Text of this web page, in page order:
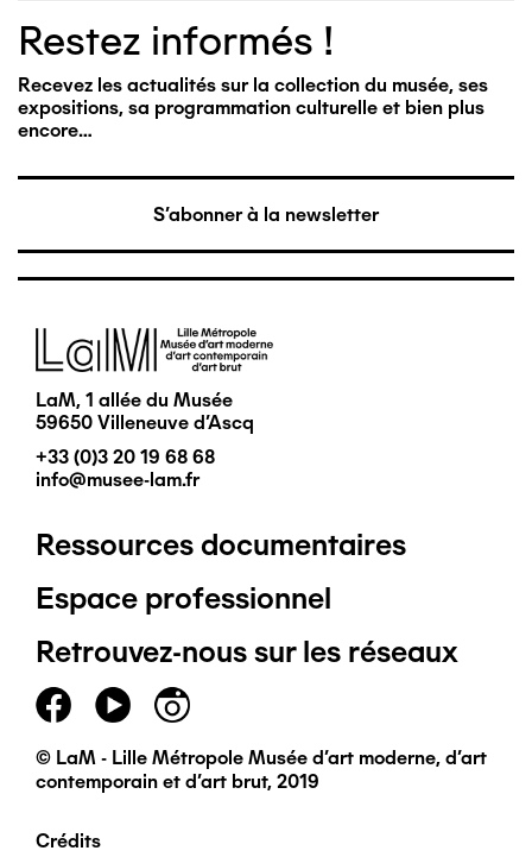
Restez informés !
Recevez les actualités sur la collection du musée, ses
expositions, sa programmation culturelle et bien plus
encore…
S'abonner à la newsletter
Image
LaM, 1 allée du Musée
59650 Villeneuve d'Ascq
+33 (0)3 20 19 68 68
info@musee-lam.fr
Pied
de
page
principal
Ressources documentaires
Espace professionnel
Retrouvez-nous sur les réseaux
© LaM - Lille Métropole Musée d'art moderne, d'art
contemporain et d'art brut, 2019
Crédits